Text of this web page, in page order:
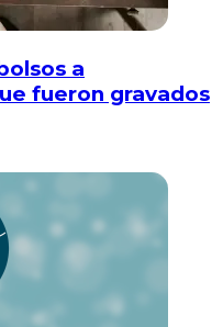
a
fueron gravados